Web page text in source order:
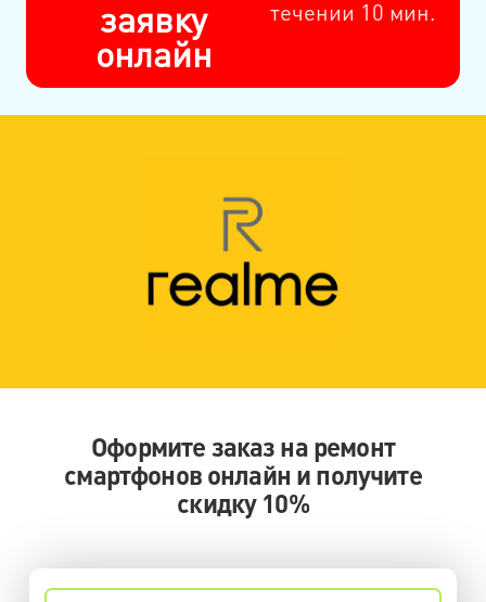
заявку
онлайн
течении 10 мин.
Оформите заказ на ремонт
смартфонов онлайн и получите
скидку 10%